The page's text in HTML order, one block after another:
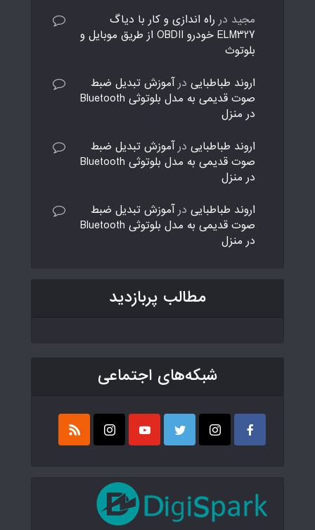
مجید در راه اندازی و کار با دیاگ
ELM327 خودرو OBDII از طریق موبایل و
بلوتوث
اروند طباطبایی درآموزش تبدیل ضبط
صوت قدیمی به مدل بلوتوثی Bluetooth
در منزل
اروند طباطبایی درآموزش تبدیل ضبط
صوت قدیمی به مدل بلوتوثی Bluetooth
در منزل
اروند طباطبایی درآموزش تبدیل ضبط
صوت قدیمی به مدل بلوتوثی Bluetooth
در منزل
مطالب پربازدید
شبکه‌های اجتماعی